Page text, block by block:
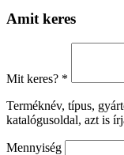
Amit keres
Mit keres? *
Terméknév, típus,
katalógusoldal, azt is
Mennyiség